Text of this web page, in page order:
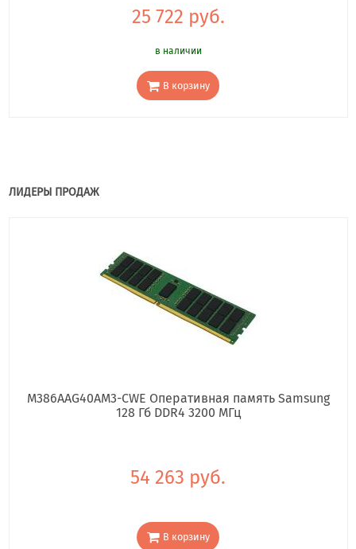
25 722 руб.
в наличии
В корзину
ЛИДЕРЫ ПРОДАЖ
M386AAG40AM3-CWE Оперативная память Samsung
128 Гб DDR4 3200 МГц
54 263 руб.
В корзину